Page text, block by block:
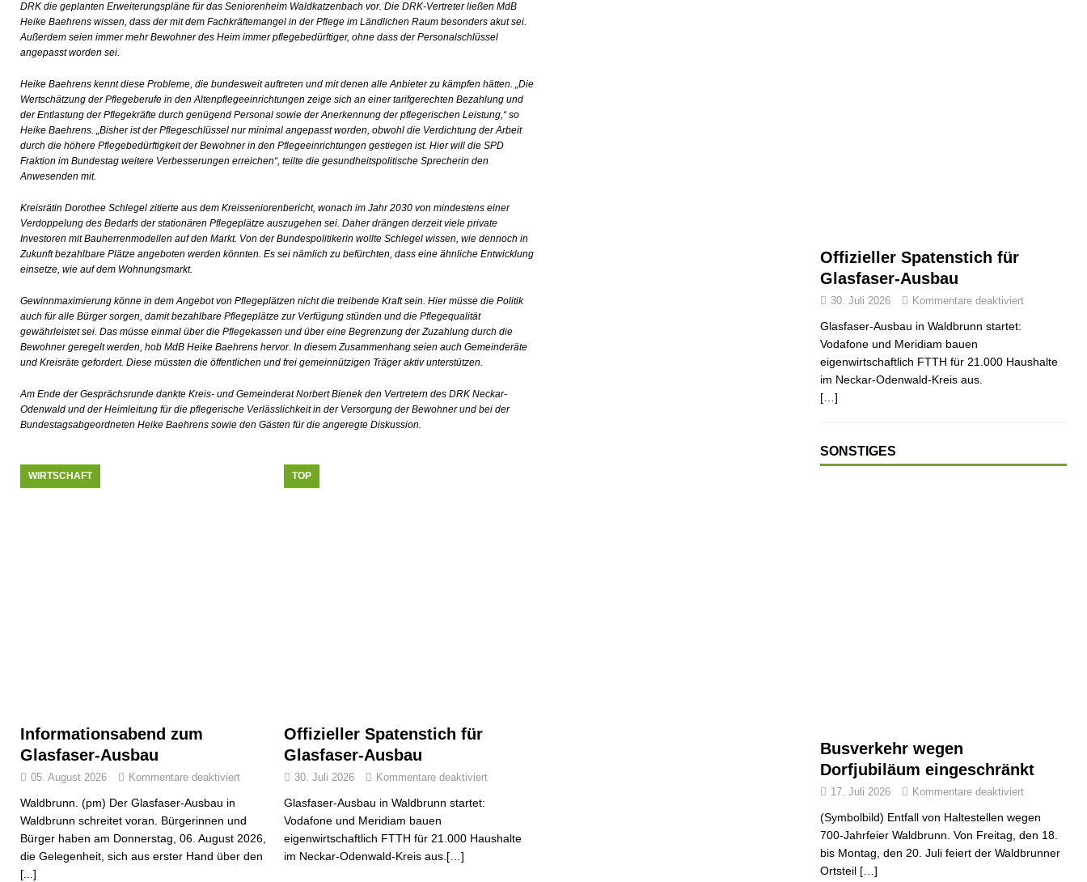
DRK die geplanten Erweiterungspläne für das Seniorenheim Waldkatzenbach vor. Die DRK-Vertreter ließen MdB
Heike Baehrens wissen, dass der mit dem Fachkräftemangel in der Pflege im Ländlichen Raum besonders akut sei.
Außerdem seien immer mehr Bewohner des Heim immer pflegebedürftiger, ohne dass der Personalschlüssel
angepasst worden sei.
Heike Baehrens kennt diese Probleme, die bundesweit auftreten und mit denen alle Anbieter zu kämpfen hätten. „Die
Wertschätzung der Pflegeberufe in den Altenpflegeeinrichtungen zeige sich an einer tarifgerechten Bezahlung und
der Entlastung der Pflegekräfte durch genügend Personal sowie der Anerkennung der pflegerischen Leistung,“ so
Heike Baehrens. „Bisher ist der Pflegeschlüssel nur minimal angepasst worden, obwohl die Verdichtung der Arbeit
durch die höhere Pflegebedürftigkeit der Bewohner in den Pflegeeinrichtungen gestiegen ist. Hier will die SPD
Fraktion im Bundestag weitere Verbesserungen erreichen“, teilte die gesundheitspolitische Sprecherin den
Anwesenden mit.
Kreisrätin Dorothee Schlegel zitierte aus dem Kreisseniorenbericht, wonach im Jahr 2030 von mindestens einer
Verdoppelung des Bedarfs der stationären Pflegeplätze auszugehen sei. Daher drängen derzeit viele private
Investoren mit Bauherrenmodellen auf den Markt. Von der Bundespolitikerin wollte Schlegel wissen, wie dennoch in
Zukunft bezahlbare Plätze angeboten werden könnten. Es sei nämlich zu befürchten, dass eine ähnliche Entwicklung
einsetze, wie auf dem Wohnungsmarkt.
Gewinnmaximierung könne in dem Angebot von Pflegeplätzen nicht die treibende Kraft sein. Hier müsse die Politik
auch für alle Bürger sorgen, damit bezahlbare Pflegeplätze zur Verfügung stünden und die Pflegequalität
gewährleistet sei. Das müsse einmal über die Pflegekassen und über eine Begrenzung der Zuzahlung durch die
Bewohner geregelt werden, hob MdB Heike Baehrens hervor. In diesem Zusammenhang seien auch Gemeinderäte
und Kreisräte gefordert. Diese müssten die öffentlichen und frei gemeinnützigen Träger aktiv unterstützen.
Am Ende der Gesprächsrunde dankte Kreis- und Gemeinderat Norbert Bienek den Vertretern des DRK Neckar-
Odenwald und der Heimleitung für die pflegerische Verlässlichkeit in der Versorgung der Bewohner und bei der
Bundestagsabgeordneten Heike Baehrens sowie den Gästen für die angeregte Diskussion.
Informationsabend zum
Glasfaser-Ausbau
WIRTSCHAFT
05. August 2026 Kommentare deaktiviert
Waldbrunn. (pm) Der Glasfaser-Ausbau in
Waldbrunn schreitet voran. Bürgerinnen und
Bürger haben am Donnerstag, 06. August 2026,
die Gelegenheit, sich aus erster Hand über den
[...]
Offizieller Spatenstich für
Glasfaser-Ausbau
TOP
30. Juli 2026 Kommentare deaktiviert
Glasfaser-Ausbau in Waldbrunn startet:
Vodafone und Meridiam bauen
eigenwirtschaftlich FTTH für 21.000 Haushalte
im Neckar-Odenwald-Kreis aus.[…]
Offizieller Spatenstich für
Glasfaser-Ausbau
30. Juli 2026 Kommentare deaktiviert
Glasfaser-Ausbau in Waldbrunn startet:
Vodafone und Meridiam bauen
eigenwirtschaftlich FTTH für 21.000 Haushalte
im Neckar-Odenwald-Kreis aus.
[…]
SONSTIGES
Busverkehr wegen
Dorfjubiläum eingeschränkt
17. Juli 2026 Kommentare deaktiviert
(Symbolbild) Entfall von Haltestellen wegen
700-Jahrfeier Waldbrunn. Von Freitag, den 18.
bis Montag, den 20. Juli feiert der Waldbrunner
Ortsteil […]